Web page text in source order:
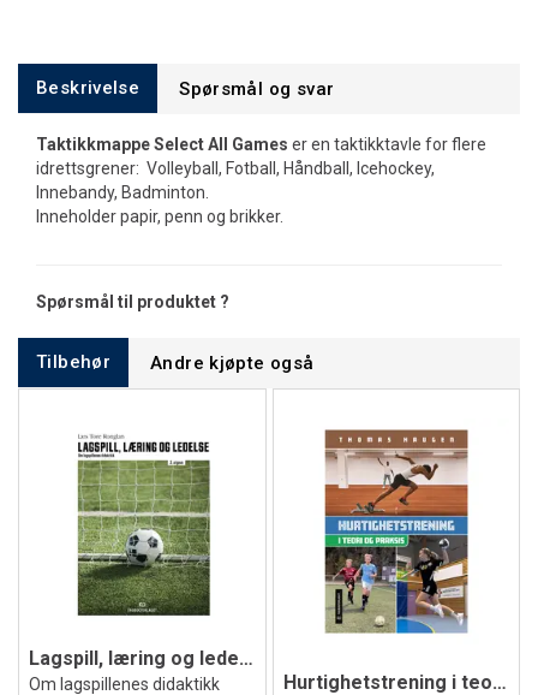
Beskrivelse Spørsmål og svar
Taktikkmappe Select All Games er en taktikktavle for flere
idrettsgrener: Volleyball, Fotball, Håndball, Icehockey,
Innebandy, Badminton.
Inneholder papir, penn og brikker.
Spørsmål til produktet ?
Tilbehør Andre kjøpte også
Lagspill, læring og ledelse - 2. utgave
Om lagspillenes didaktikk Hurtighetstrening i teori og praksis